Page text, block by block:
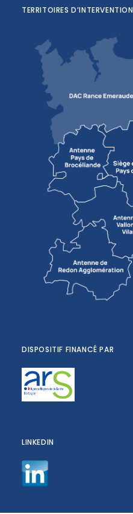
TERRITOIRES D’INTERVENTION
DISPOSITIF FINANCÉ PAR
LINKEDIN